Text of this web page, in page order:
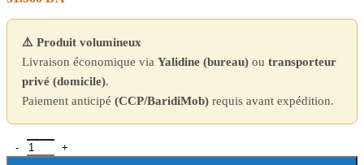
⚠️ Produit volumineux
Livraison économique via Yalidine (bureau) ou transporteur
privé (domicile).
Paiement anticipé (CCP/BaridiMob) requis avant expédition.